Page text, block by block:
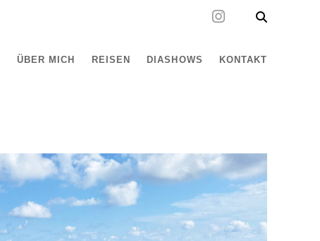
ÜBER MICH REISEN DIASHOWS KONTAKT